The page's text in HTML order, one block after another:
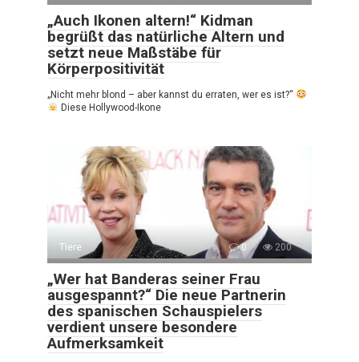
„Auch Ikonen altern!“ Kidman
begrüßt das natürliche Altern und
setzt neue Maßstäbe für
Körperpositivität
„Nicht mehr blond – aber kannst du erraten, wer es ist?“
Diese Hollywood-Ikone
Tiere 0 200
„Wer hat Banderas seiner Frau
ausgespannt?“ Die neue Partnerin
des spanischen Schauspielers
verdient unsere besondere
Aufmerksamkeit